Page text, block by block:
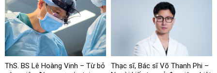
ThS. BS Lê Hoàng Vinh – Từ bỏ
Thạc sĩ, Bác sĩ Võ Thanh Phi –